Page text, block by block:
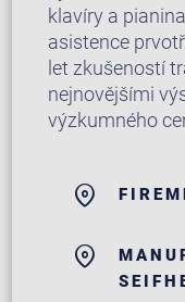
klavíry a
asistence
let zkušeností
nejnovějšími
výzkumného